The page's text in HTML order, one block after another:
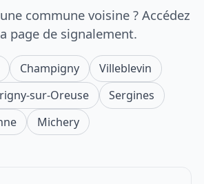
commune voisine ? Accédez
page de signalement.
Champigny
Villeblevin
sur-Oreuse
Sergines
Michery